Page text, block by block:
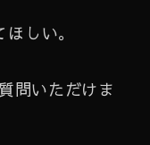
しい。
問いただけま